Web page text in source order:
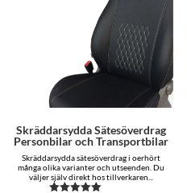
Skräddarsydda Sätesöverdrag
Personbilar och Transportbilar
Skräddarsydda sätesöverdrag i oerhört
många olika varianter och utseenden. Du
väljer själv direkt hos tillverkaren...